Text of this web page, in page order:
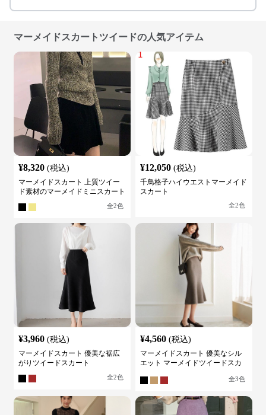
マーメイドスカートツイードの人気アイテム
¥8,320 (税込)
マーメイドスカート 上質ツイー
ド素材のマーメイドミニスカート
全2色
¥12,050 (税込)
千鳥格子ハイウエストマーメイド
スカート
全2色
¥3,960 (税込)
マーメイドスカート 優美な裾広
がりツイードスカート
全2色
¥4,560 (税込)
マーメイドスカート 優美なシル
エット マーメイドツイードスカ
全3色